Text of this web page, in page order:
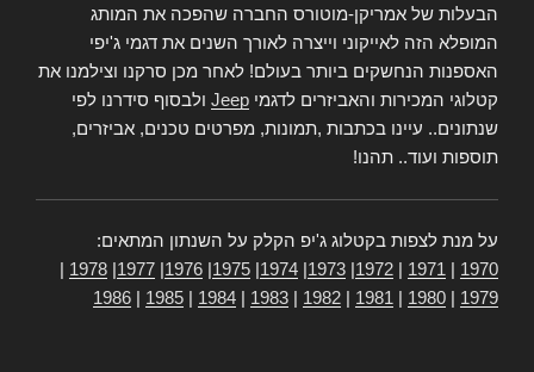
הבעלות של אמריקן-מוטורס החברה שהפכה את המותג
המופלא הזה לאייקוני וייצרה לאורך השנים את דגמי ג'יפי
האספנות הנחשקים ביותר בעולם! לאחר מכן סרקנו וצילמנו את
קטלוגי המכירות והאביזרים לדגמי Jeep ולבסוף סידרנו לפי
שנתונים.. עיינו בכתבות ,תמונות, מפרטים טכנים, אביזרים,
תוספות ועוד.. תהנו!
על מנת לצפות בקטלוג ג'יפ הקלק על השנתון המתאים:
1970
1971
1972
1973
1974
1975
1976
1977
1978
1979
1980
1981
1982
1983
1984
1985
1986